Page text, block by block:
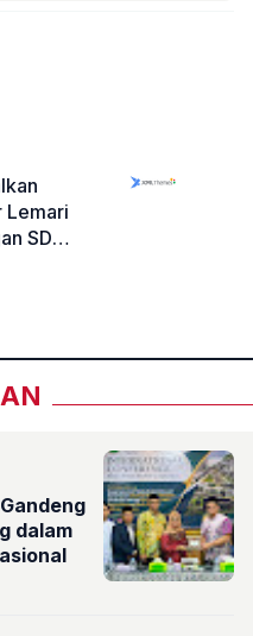
Lemari
SDGs
dalam